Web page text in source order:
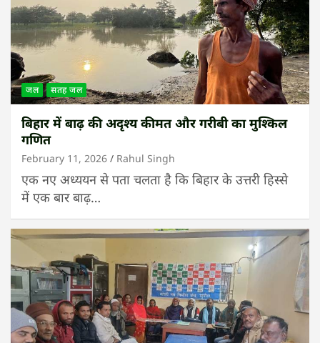
जल सतह जल
बिहार में बाढ़ की अदृश्य कीमत और गरीबी का मुश्किल
गणित
February 11, 2026 Rahul Singh
एक नए अध्ययन से पता चलता है कि बिहार के उत्तरी हिस्से
में एक बार बाढ़…